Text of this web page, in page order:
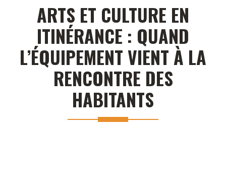
ARTS ET CULTURE EN
ITINÉRANCE : QUAND
L’ÉQUIPEMENT VIENT À LA
RENCONTRE DES
HABITANTS